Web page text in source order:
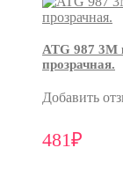
ATG 987 3М
прозрачная.
Добавить
481₽